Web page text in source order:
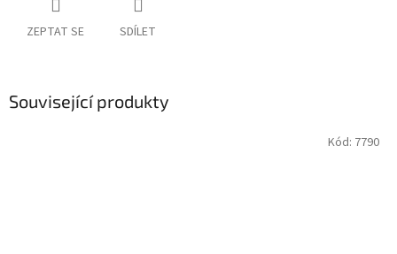
ZEPTAT SE SDÍLET
Související produkty
Kód: 7790